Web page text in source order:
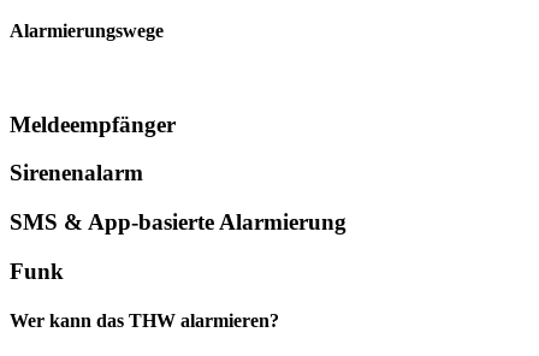
Alarmierungswege
Meldeempfänger
Sirenenalarm
SMS & App-basierte Alarmierung
Funk
Wer kann das THW alarmieren?